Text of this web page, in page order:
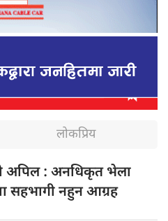
लोकप्रिय
अपिल : अनधिकृत भेला
सहभागी नहुन आग्रह